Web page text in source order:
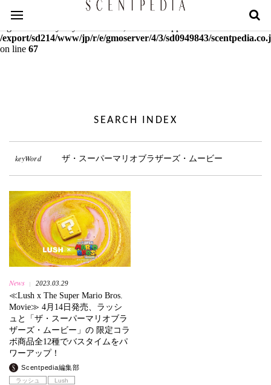
Warning
: mcrypt_decrypt(): Key of size 18 not supported by this
/export/sd214/www/jp/r/e/gmoserver/4/3/sd0949843/
on line 67
SEARCH INDEX
keyWord ザ・スーパーマリオブラザーズ・ムービー
News 2023.03.29
≪Lush x The Super Mario Bros.
Movie≫ 4月14日発売、ラッシ
ュと「ザ・スーパーマリオブラ
ザーズ・ムービー」の 限定コラ
ボ商品全12種でバスタイムをパ
ワーアップ！
Scentpedia編集部
ラッシュ
Lush